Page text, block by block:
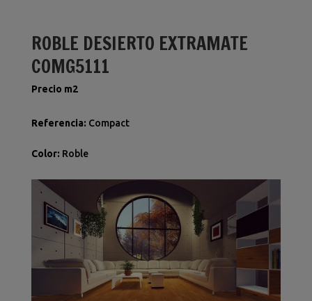
ROBLE DESIERTO EXTRAMATE
COMG5111
Precio m2
Referencia: Compact
Color: Roble